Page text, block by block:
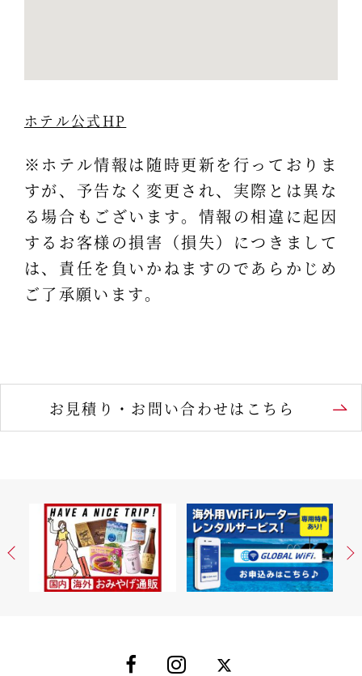
ホテル公式HP
※ホテル情報は随時更新を行っておりま
すが、予告なく変更され、実際とは異な
る場合もございます。情報の相違に起因
するお客様の損害（損失）につきまして
は、責任を負いかねますのであらかじめ
ご了承願います。
お見積り・お問い合わせはこちら